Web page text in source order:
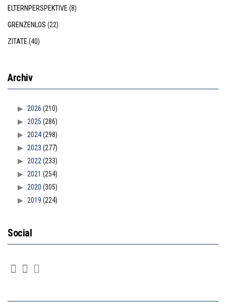
ELTERNPERSPEKTIVE (8)
GRENZENLOS (22)
ZITATE (40)
Archiv
2026 (210)
2025 (286)
2024(298)
2023 (277)
2022 (233)
2021 (254)
2020 (305)
2019 (224)
Social